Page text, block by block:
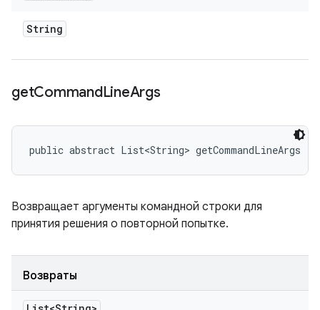
String
getCommandLineArgs
public abstract List<String> getCommandLineArgs ()
Возвращает аргументы командной строки для
принятия решения о повторной попытке.
Возвраты